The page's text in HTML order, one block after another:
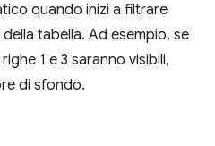
quando inizi a filtrare
tabella. Ad esempio, se
1 e 3 saranno visibili,
di sfondo.